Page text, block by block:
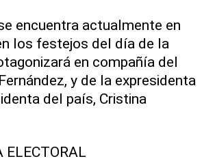
encuentra actualmente en
los festejos del día de la
en compañía del
y de la expresidenta
del país, Cristina
ELECTORAL